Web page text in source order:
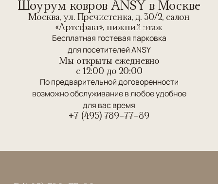
Шоурум ковров ANSY в Москве
Москва, ул. Пречистенка, д. 30/2, салон
«Артефакт», нижний этаж
Бесплатная гостевая парковка
для посетителей ANSY
Мы открыты ежедневно
c 12:00 до 20:00
По предварительной договоренности
возможно обслуживание в любое удобное
для вас время
+7 (495) 789-77-89